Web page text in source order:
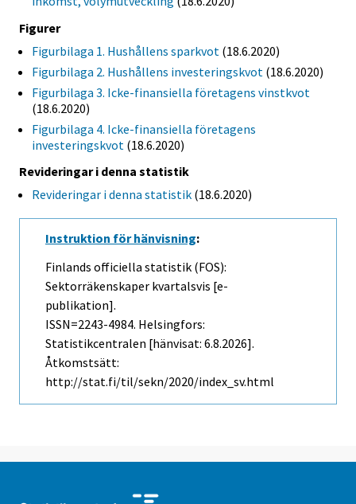
Figurer
Figurbilaga 1. Hushållens sparkvot (18.6.2020)
Figurbilaga 2. Hushållens investeringskvot (18.6.2020)
Figurbilaga 3. Icke-finansiella företagens vinstkvot
(18.6.2020)
Figurbilaga 4. Icke-finansiella företagens
investeringskvot (18.6.2020)
Revideringar i denna statistik
Revideringar i denna statistik (18.6.2020)
Instruktion för hänvisning:
Finlands officiella statistik (FOS):
Sektorräkenskaper kvartalsvis [e-
publikation].
ISSN=2243-4984. Helsingfors:
Statistikcentralen [hänvisat: 6.8.2026].
Åtkomstsätt:
http://stat.fi/til/sekn/2020/index_sv.html